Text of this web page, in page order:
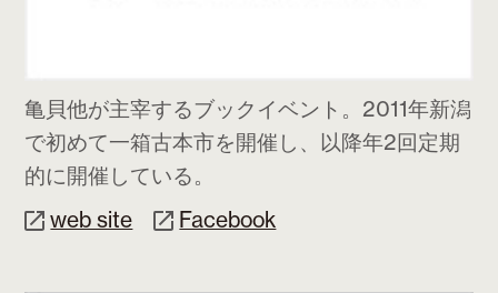
亀貝他が主宰するブックイベント。2011年新潟
で初めて一箱古本市を開催し、以降年2回定期
的に開催している。
web site
Facebook